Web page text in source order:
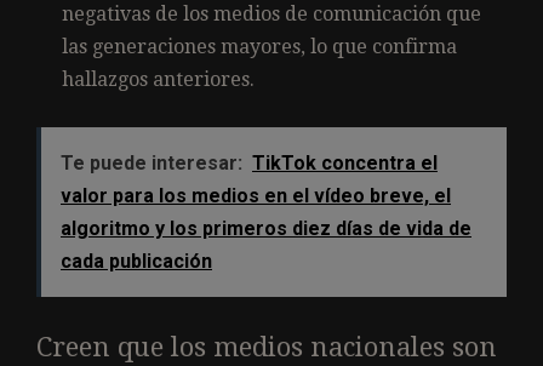
negativas de los medios de comunicación que
las generaciones mayores, lo que confirma
hallazgos anteriores.
Te puede interesar: TikTok concentra el
valor para los medios en el vídeo breve, el
algoritmo y los primeros diez días de vida de
cada publicación
Creen que los medios nacionales son